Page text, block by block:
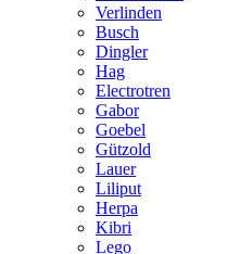
Verlinden
Busch
Dingler
Hag
Electrotren
Gabor
Goebel
Gützold
Lauer
Liliput
Herpa
Kibri
Lego